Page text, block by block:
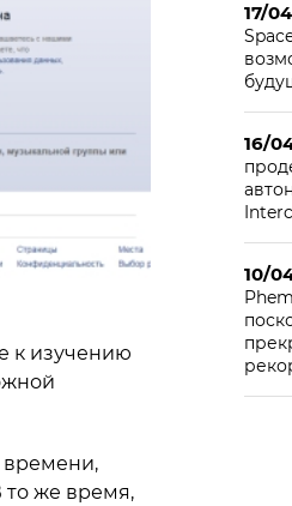
к изучению
же время,
17/04
16/
10/